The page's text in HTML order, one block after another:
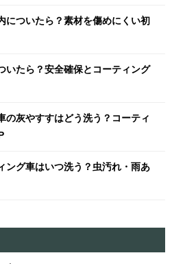
についたら？素材を傷めにくい初
いたら？安全確保とコーティング
の灰やすすはどう洗う？コーティ
ング車はいつ洗う？虫汚れ・雨あ